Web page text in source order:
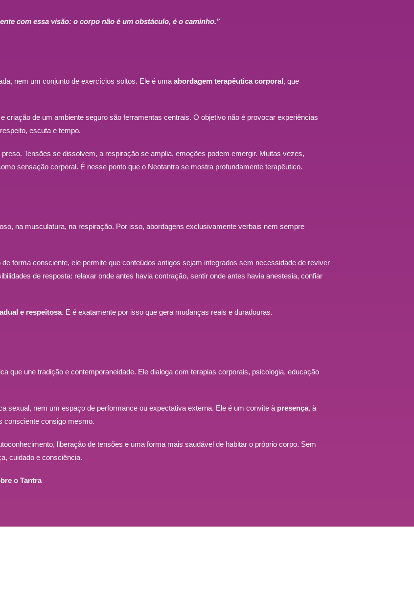
com essa visão: o corpo não é um obstáculo, é o caminho.”
nem um conjunto de exercícios soltos. Ele é uma abordagem terapêutica corporal, que
criação de um ambiente seguro são ferramentas centrais. O objetivo não é provocar experiências
escuta e tempo.
Tensões se dissolvem, a respiração se amplia, emoções podem emergir. Muitas vezes,
sensação corporal. É nesse ponto que o Neotantra se mostra profundamente terapêutico.
na musculatura, na respiração. Por isso, abordagens exclusivamente verbais nem sempre
forma consciente, ele permite que conteúdos antigos sejam integrados sem necessidade de reviver
de resposta: relaxar onde antes havia contração, sentir onde antes havia anestesia, confiar
e respeitosa. E é exatamente por isso que gera mudanças reais e duradouras.
que une tradição e contemporaneidade. Ele dialoga com terapias corporais, psicologia, educação
sexual, nem um espaço de performance ou expectativa externa. Ele é um convite à presença, à
consciente consigo mesmo.
liberação de tensões e uma forma mais saudável de habitar o próprio corpo. Sem
cuidado e consciência.
o Tantra